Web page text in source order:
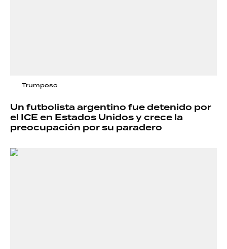
Trumposo
Un futbolista argentino fue detenido por
el ICE en Estados Unidos y crece la
preocupación por su paradero